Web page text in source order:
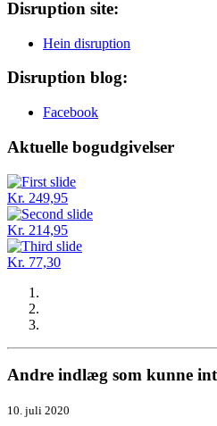
Disruption site:
Hein disruption
Disruption blog:
Facebook
Aktuelle bogudgivelser
Kr. 249,95
Kr. 214,95
Kr. 77,30
Andre indlæg som kunne
10. juli 2020